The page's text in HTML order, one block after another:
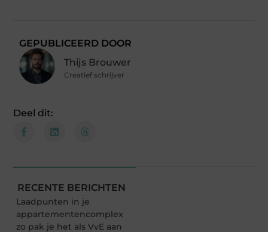
GEPUBLICEERD DOOR
Thijs Brouwer
Creatief schrijver
Deel dit:
RECENTE BERICHTEN
Laadpunten in je
appartementencomplex
zo pak je het als VvE aan